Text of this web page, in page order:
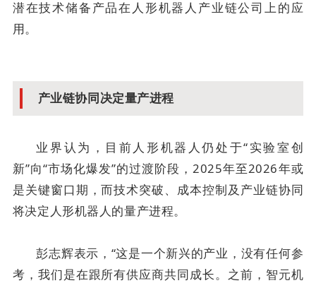
潜在技术储备产品在人形机器人产业链公司上的应
用。
产业链协同决定量产进程
业界认为，目前人形机器人仍处于“实验室创
新”向“市场化爆发”的过渡阶段，2025年至2026年或
是关键窗口期，而技术突破、成本控制及产业链协同
将决定人形机器人的量产进程。
彭志辉表示，“这是一个新兴的产业，没有任何参
考，我们是在跟所有供应商共同成长。之前，智元机